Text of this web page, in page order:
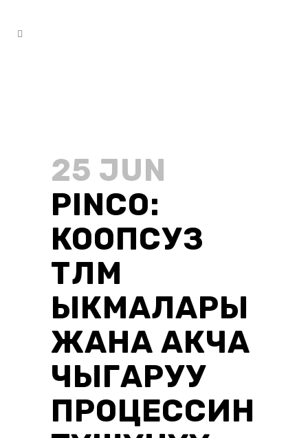
25 JUN
PINCO:
КООПСУЗ
ТӨЛӨМ
ЫКМАЛАРЫ
ЖАНА АКЧА
ЧЫГАРУУ
ПРОЦЕССИН